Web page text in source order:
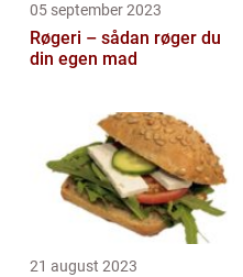
05 september 2023
Røgeri – sådan røger du
din egen mad
21 august 2023